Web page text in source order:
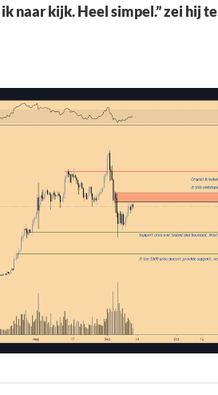
naar kijk. Heel simpel.” zei hij